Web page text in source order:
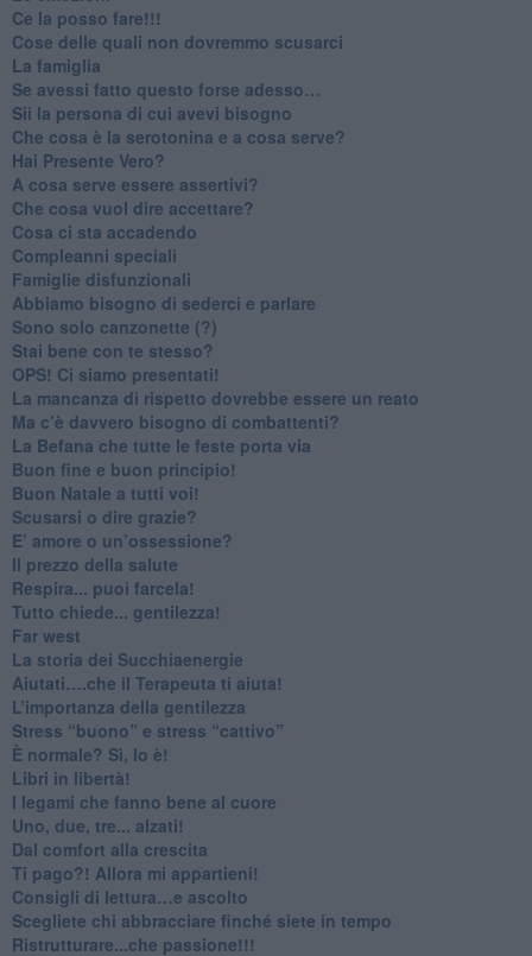
​Ce la posso fare!!!
​Cose delle quali non dovremmo scusarci
​La famiglia
​Se avessi fatto questo forse adesso…
​Sii la persona di cui avevi bisogno
Che cosa è la serotonina e a cosa serve?
​Hai Presente Vero?
A cosa serve essere assertivi?
​Che cosa vuol dire accettare?
​Cosa ci sta accadendo
​Compleanni speciali
​Famiglie disfunzionali
​Abbiamo bisogno di sederci e parlare
Sono solo canzonette (?)
​Stai bene con te stesso?
​OPS! Ci siamo presentati!
​La mancanza di rispetto dovrebbe essere un reato
​Ma c’è davvero bisogno di combattenti?
​La Befana che tutte le feste porta via
Buon fine e buon principio!
​Buon Natale a tutti voi!
​Scusarsi o dire grazie?
​E’ amore o un’ossessione?
​Il prezzo della salute
​Respira... puoi farcela!
​Tutto chiede... gentilezza!
​Far west
​La storia dei Succhiaenergie
​Aiutati….che il Terapeuta ti aiuta!
​L’importanza della gentilezza
​Stress “buono” e stress “cattivo”
​È normale? Sì, lo è!
​Libri in libertà!
​I legami che fanno bene al cuore
Uno, due, tre... alzati!​
​Dal comfort alla crescita
​Ti pago?! Allora mi appartieni!​
​Consigli di lettura…e ascolto
​Scegliete chi abbracciare finché siete in tempo
​Ristrutturare...che passione!!!